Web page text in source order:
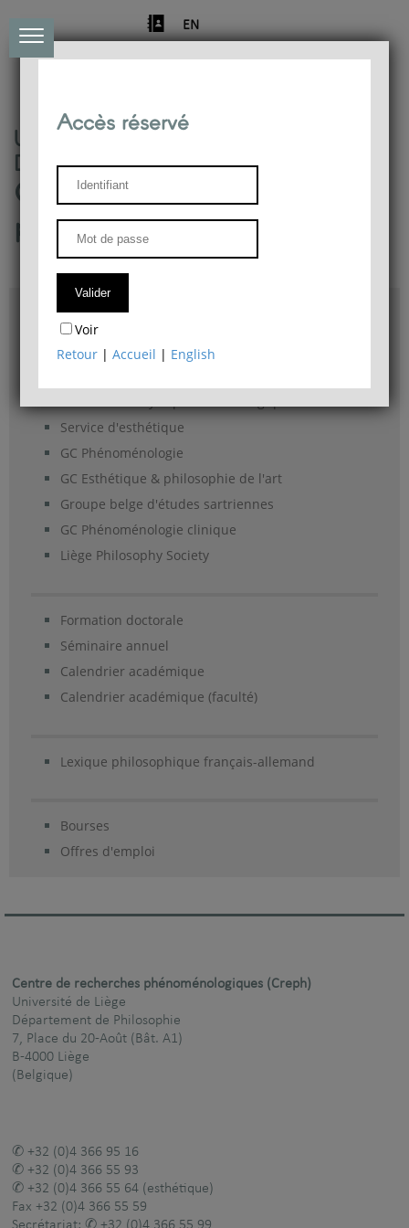
EN
Université de Liège
Département de philosophie
Centre de recherches
phénoménologiques
Accès & plans
Bibliothèque du Département de philosophie
Service d'esthétique
GC Phénoménologie
GC Esthétique & philosophie de l'art
Groupe belge d'études sartriennes
GC Phénoménologie clinique
Liège Philosophy Society
Formation doctorale
Séminaire annuel
Calendrier académique
Calendrier académique (faculté)
Lexique philosophique français-allemand
Bourses
Offres d'emploi
Accès réservé
Voir
Retour |Accueil | English
Centre de recherches phénoménologiques (Creph)
Université de Liège
Département de Philosophie
7, Place du 20-Août (Bât. A1)
B-4000 Liège
(Belgique)
+32 (0)4 366 95 16
+32 (0)4 366 55 93
+32 (0)4 366 55 64 (esthétique)
Fax +32 (0)4 366 55 59